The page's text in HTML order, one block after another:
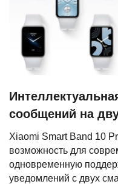
сообщений на
Xiaomi Smart Band 10
возможность для
одновременную
уведомлений с двух